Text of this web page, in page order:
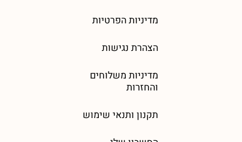
מדיניות הפרטיות
הצהרת נגישות
מדיניות משלוחים
והחזרות
תקנון ותנאי שימוש